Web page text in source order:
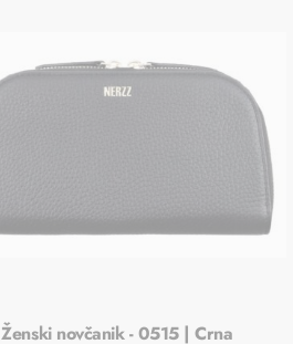
Ženski novčanik - 0515 | Crna